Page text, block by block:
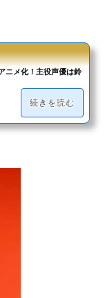
ニメ化！主役声優は鈴
続きを読む